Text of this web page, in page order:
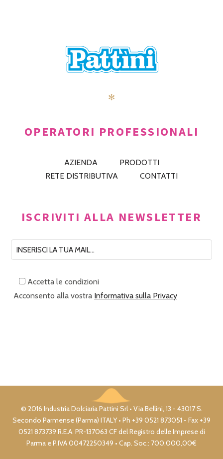
✻
OPERATORI PROFESSIONALI
AZIENDA
PRODOTTI
RETE DISTRIBUTIVA
CONTATTI
ISCRIVITI ALLA NEWSLETTER
Accetta le condizioni
Acconsento alla vostra Informativa sulla Privacy
© 2016 Industria Dolciaria Pattini Srl • Via Bellini, 13 - 43017 S.
Secondo Parmense (Parma) ITALY • Ph +39 0521 873051 - Fax +39
0521 873739 R.E.A. PR-137063 CF del Registro delle Imprese di
Parma e P.IVA 00472250349 • Cap. Soc.: 700.000,00€